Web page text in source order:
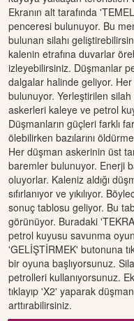
Ekranın alt tarafında
penceresi bulunuyor. Bu
bulunan silahı
kalenin etrafına duvarlar
izleyebilirsiniz. Düşmanlar
dalgalar halinde geliyor.
bulunuyor. Yerleştirilen
askerleri kaleye ve petrol
Düşmanların güçleri farklı
ölebilirken bazılarını
Her düşman askerinin üst
baremler bulunuyor. Enerji
oluyorlar. Kaleniz aldığı
sıfırlanıyor ve yıkılıyor.
sonuç tablosu geliyor. Bu
görünüyor. Buradaki
petrol kuyusu savunma
'GELİŞTİRMEK' butonuna
bir oyuna başlıyorsunuz.
petrolleri kullanıyorsunuz.
tıklayıp 'X2' yaparak
arttırabilirsiniz.